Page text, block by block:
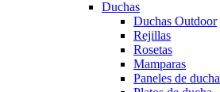
Duchas
Duchas Outdoor
Rejillas
Rosetas
Mamparas
Paneles de ducha